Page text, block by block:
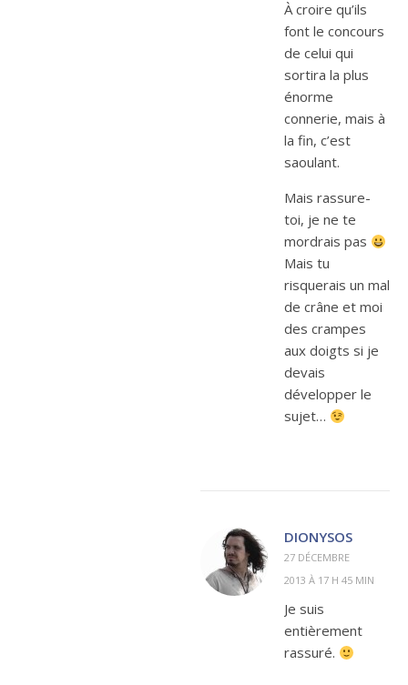
À croire qu’ils
font le concours
de celui qui
sortira la plus
énorme
connerie, mais à
la fin, c’est
saoulant.
Mais rassure-
toi, je ne te
mordrais pas
Mais tu
risquerais un mal
de crâne et moi
des crampes
aux doigts si je
devais
développer le
sujet…
DIONYSOS
27 DÉCEMBRE
2013 À 17 H 45 MIN
Je suis
entièrement
rassuré.